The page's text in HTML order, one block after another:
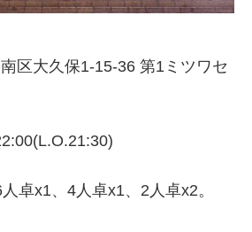
区大久保1-15-36 第1ミツワセ
卓x1、4人卓x1、2人卓x2。